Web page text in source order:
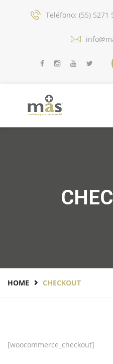
Teléfono: (55) 5271
HOME CHECKOUT
[woocommerce_checkout]